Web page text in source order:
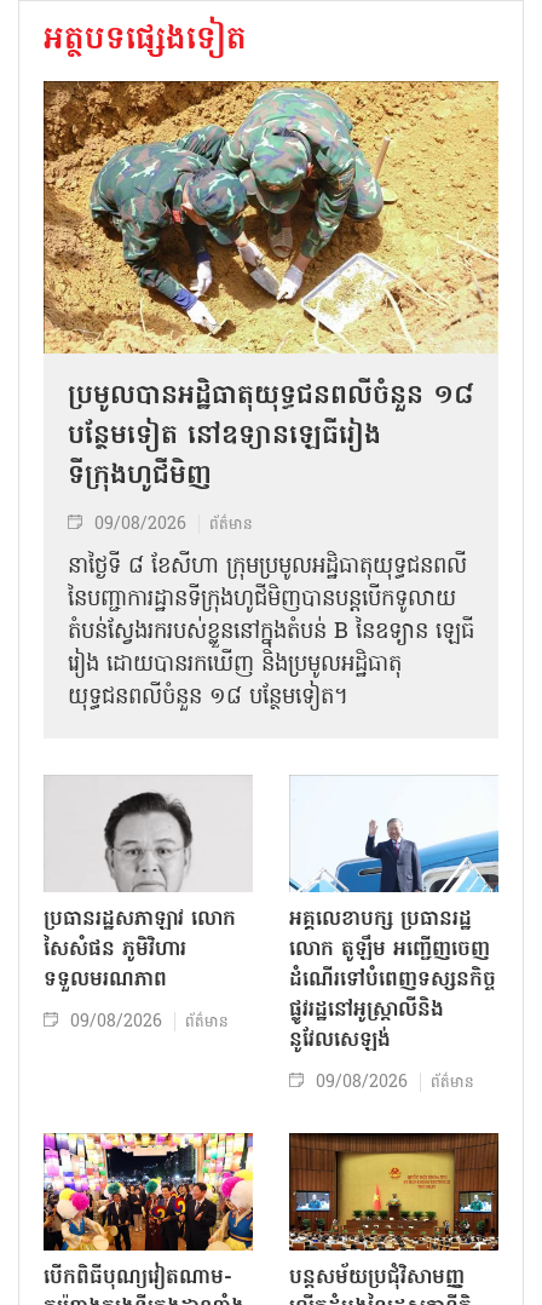
អត្ថបទផ្សេងទៀត
ប្រមូលបានអដ្ឋិធាតុយុទ្ធជនពលីចំនួន ១៨
បន្ថែមទៀត នៅឧទ្យានឡេធីរៀង
ទីក្រុងហូជីមិញ
09/08/2026 ព័ត៌មាន
នាថ្ងៃទី ៨ ខែសីហា ក្រុមប្រមូលអដ្ឋិធាតុយុទ្ធជនពលី
នៃបញ្ជាការដ្ឋានទីក្រុងហូជីមិញបានបន្តបើកទូលាយ
តំបន់ស្វែងរករបស់ខ្លួននៅក្នុងតំបន់ B នៃឧទ្យាន ឡេធី
រៀង ដោយបានរកឃើញ និងប្រមូលអដ្ឋិធាតុ
យុទ្ធជនពលីចំនួន ១៨ បន្ថែមទៀត។
ប្រធានរដ្ឋសភាឡាវ លោក
សៃសំផន ភូមិវិហារ
ទទួលមរណភាព
09/08/2026 ព័ត៌មាន
អគ្គលេខាបក្ស ប្រធានរដ្ឋ
លោក តូឡឹម អញ្ជើញចេញ
ដំណើរទៅបំពេញទស្សនកិច្ច
ផ្លូវរដ្ឋនៅអូស្ត្រាលីនិង
នូវែលសេឡង់
09/08/2026 ព័ត៌មាន
បើកពិធីបុណ្យវៀតណាម-
បន្តសម័យប្រជុំវិសាមញ្ញ